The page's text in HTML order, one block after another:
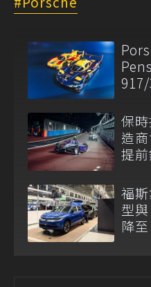
保
造
提
福
型
降